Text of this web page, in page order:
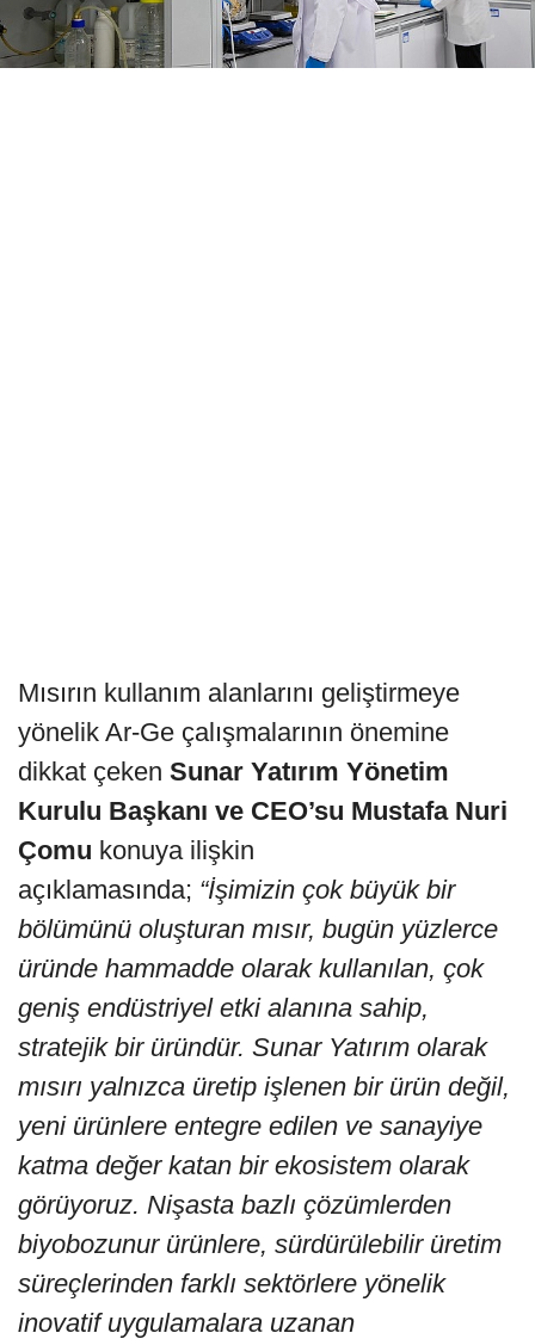
Mısırın kullanım alanlarını geliştirmeye
yönelik Ar-Ge çalışmalarının önemine
dikkat çeken Sunar Yatırım Yönetim
Kurulu Başkanı ve CEO’su Mustafa Nuri
Çomu konuya ilişkin
açıklamasında; “İşimizin çok büyük bir
bölümünü oluşturan mısır, bugün yüzlerce
üründe hammadde olarak kullanılan, çok
geniş endüstriyel etki alanına sahip,
stratejik bir üründür. Sunar Yatırım olarak
mısırı yalnızca üretip işlenen bir ürün değil,
yeni ürünlere entegre edilen ve sanayiye
katma değer katan bir ekosistem olarak
görüyoruz. Nişasta bazlı çözümlerden
biyobozunur ürünlere, sürdürülebilir üretim
süreçlerinden farklı sektörlere yönelik
inovatif uygulamalara uzanan